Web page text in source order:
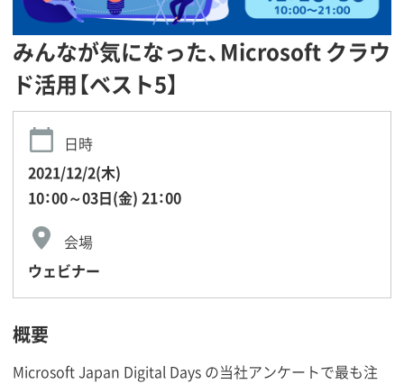
みんなが気になった、Microsoft クラウ
ド活用【ベスト5】
日時
2021/12/2(木)
10：00～03日(金) 21：00
会場
ウェビナー
概要
Microsoft Japan Digital Days の当社アンケートで最も注